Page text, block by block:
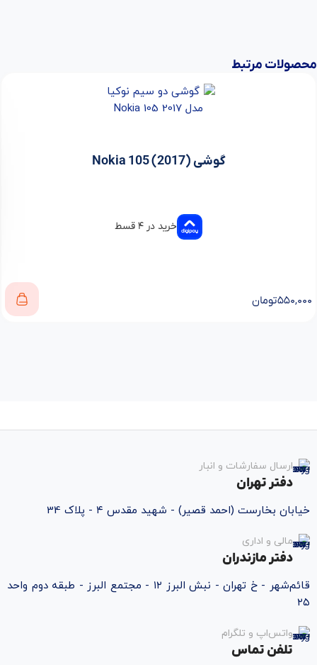
محصولات مرتبط
گوشی (Nokia 105 (2017
خرید در ۴ قسط
۵۵۰,۰۰۰تومان
ارسال سفارشات و انبار
دفتر تهران
خیابان بخارست (احمد قصیر) - شهید مقدس ۴ - پلاک 34
مالی و اداری
دفتر مازندران
قائم‌شهر - خ تهران - نبش البرز ۱۲ - مجتمع البرز - طبقه دوم واحد
۲۵
واتس‌اپ و تلگرام
تلفن تماس